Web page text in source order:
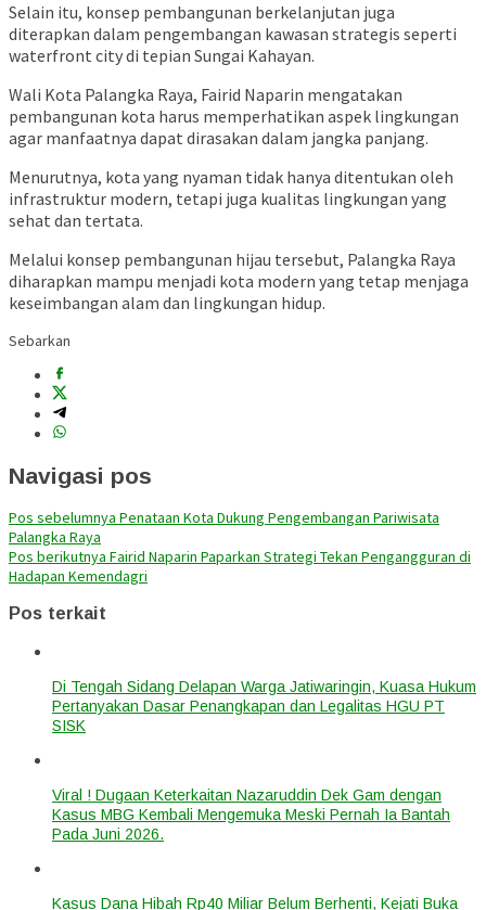
Selain itu, konsep pembangunan berkelanjutan juga
diterapkan dalam pengembangan kawasan strategis seperti
waterfront city di tepian Sungai Kahayan.
Wali Kota Palangka Raya, Fairid Naparin mengatakan
pembangunan kota harus memperhatikan aspek lingkungan
agar manfaatnya dapat dirasakan dalam jangka panjang.
Menurutnya, kota yang nyaman tidak hanya ditentukan oleh
infrastruktur modern, tetapi juga kualitas lingkungan yang
sehat dan tertata.
Melalui konsep pembangunan hijau tersebut, Palangka Raya
diharapkan mampu menjadi kota modern yang tetap menjaga
keseimbangan alam dan lingkungan hidup.
Sebarkan
Navigasi pos
Pos sebelumnya Penataan Kota Dukung Pengembangan Pariwisata
Palangka Raya
Pos berikutnya Fairid Naparin Paparkan Strategi Tekan Pengangguran di
Hadapan Kemendagri
Pos terkait
Di Tengah Sidang Delapan Warga Jatiwaringin, Kuasa Hukum
Pertanyakan Dasar Penangkapan dan Legalitas HGU PT
SISK
Viral ! Dugaan Keterkaitan Nazaruddin Dek Gam dengan
Kasus MBG Kembali Mengemuka Meski Pernah Ia Bantah
Pada Juni 2026.
Kasus Dana Hibah Rp40 Miliar Belum Berhenti, Kejati Buka